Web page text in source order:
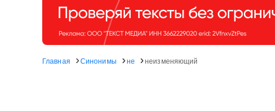
Главная Синонимы не неизменяющий